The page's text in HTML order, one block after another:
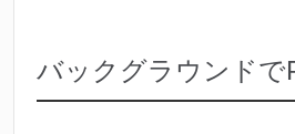
バックグラウンドで